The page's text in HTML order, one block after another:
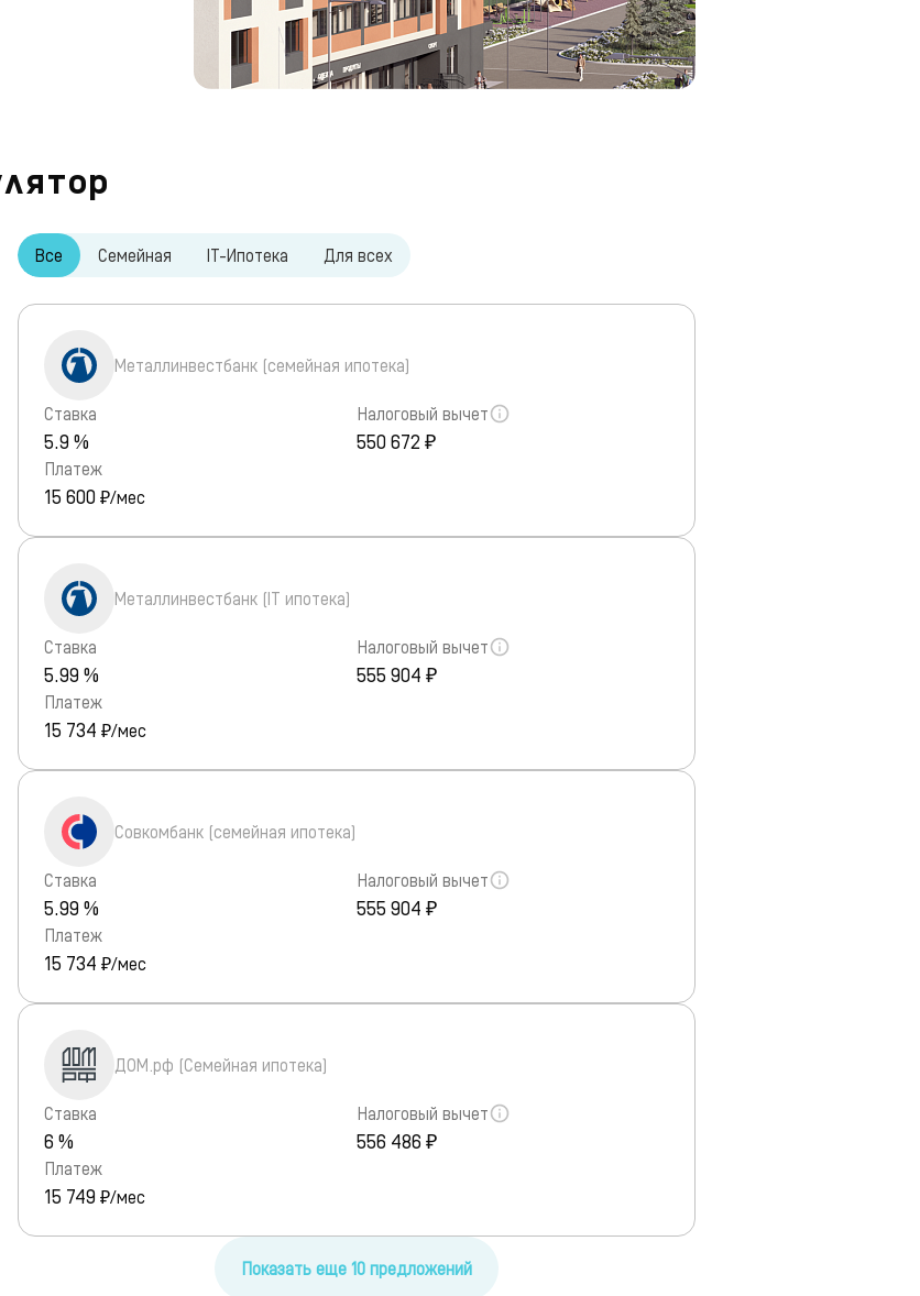
Все Семейная IT-Ипотека Для всех
Металлинвестбанк (семейная ипотека)
Ставка
5.9 %
Налоговый вычет
550 672 ₽
Платеж
15 600 ₽/мес
Металлинвестбанк (IT ипотека)
Ставка
5.99 %
Налоговый вычет
555 904 ₽
Платеж
15 734 ₽/мес
Совкомбанк (семейная ипотека)
Ставка
5.99 %
Налоговый вычет
555 904 ₽
Платеж
15 734 ₽/мес
ДОМ.рф (Семейная ипотека)
Ставка
6 %
Налоговый вычет
556 486 ₽
Платеж
15 749 ₽/мес
Показать еще 10 предложений